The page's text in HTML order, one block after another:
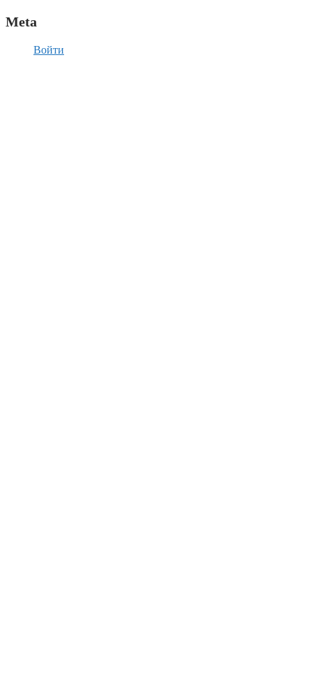
Meta
Войти